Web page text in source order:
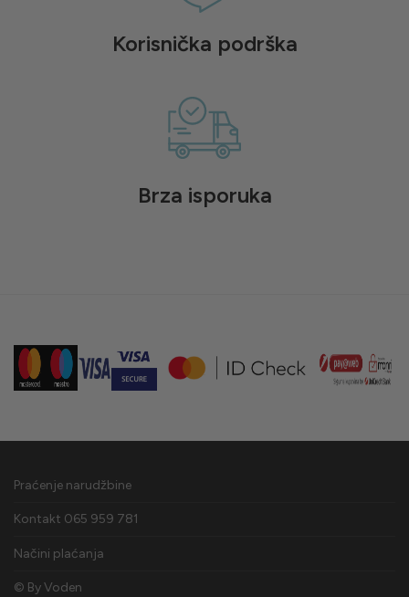
Korisnička podrška
Brza isporuka
Praćenje narudžbine
Kontakt 065 959 781
Načini plaćanja
© ByVoden